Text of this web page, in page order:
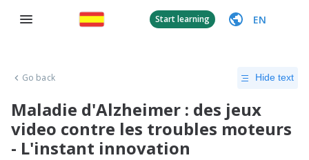
Start learning EN
Go back Hide text
Maladie d'Alzheimer : des jeux
video contre les troubles moteurs
- L'instant innovation